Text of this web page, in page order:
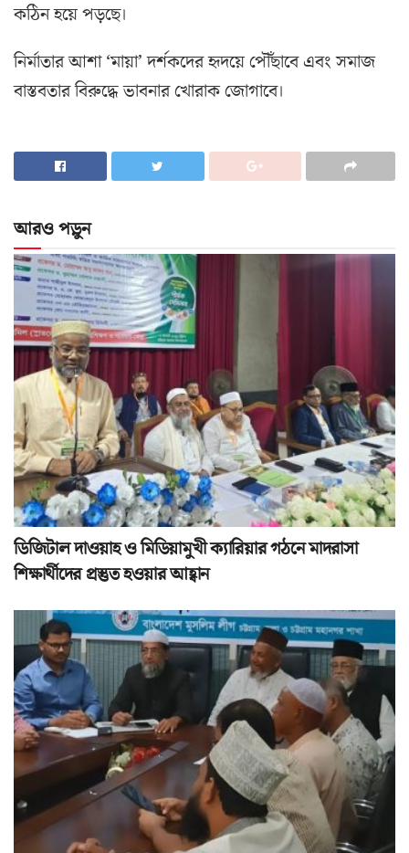
কঠিন হয়ে পড়ছে।
নির্মাতার আশা ‘মায়া’ দর্শকদের হৃদয়ে পৌঁছাবে এবং সমাজ
বাস্তবতার বিরুদ্ধে ভাবনার খোরাক জোগাবে।
আরও পড়ুন
ডিজিটাল দাওয়াহ ও মিডিয়ামুখী ক্যারিয়ার গঠনে মাদরাসা
শিক্ষার্থীদের প্রস্তুত হওয়ার আহ্বান